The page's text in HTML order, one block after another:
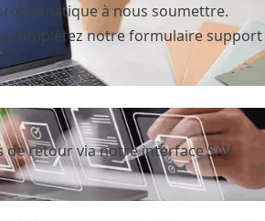
à nous soumettre.
complétez notre formulaire support
de retour via notre interface SAV